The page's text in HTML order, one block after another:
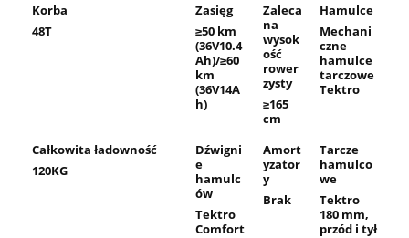
Korba
48T
Zasięg
≥50 km
(36V10.4
Ah)/≥60
km
(36V14A
h)
Zaleca
na
wysok
ość
rower
zysty
≥165
cm
Hamulce
Mechani
czne
hamulce
tarczowe
Tektro
Całkowita ładowność
120KG
Dźwigni
e
hamulc
ów
Tektro
Comfort
Amort
yzator
y
Brak
Tarcze
hamulco
we
Tektro
180 mm,
przód i tył